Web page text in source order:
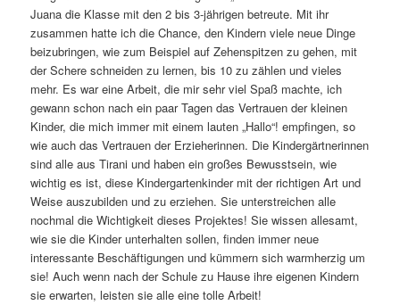
Juana die Klasse mit den 2 bis 3-jährigen betreute. Mit ihr
zusammen hatte ich die Chance, den Kindern viele neue Dinge
beizubringen, wie zum Beispiel auf Zehenspitzen zu gehen, mit
der Schere schneiden zu lernen, bis 10 zu zählen und vieles
mehr. Es war eine Arbeit, die mir sehr viel Spaß machte, ich
gewann schon nach ein paar Tagen das Vertrauen der kleinen
Kinder, die mich immer mit einem lauten „Hallo“! empfingen, so
wie auch das Vertrauen der Erzieherinnen. Die Kindergärtnerinnen
sind alle aus Tirani und haben ein großes Bewusstsein, wie
wichtig es ist, diese Kindergartenkinder mit der richtigen Art und
Weise auszubilden und zu erziehen. Sie unterstreichen alle
nochmal die Wichtigkeit dieses Projektes! Sie wissen allesamt,
wie sie die Kinder unterhalten sollen, finden immer neue
interessante Beschäftigungen und kümmern sich warmherzig um
sie! Auch wenn nach der Schule zu Hause ihre eigenen Kindern
sie erwarten, leisten sie alle eine tolle Arbeit!